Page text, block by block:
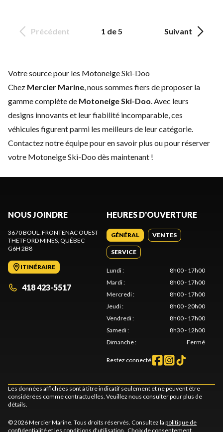
Précédent 1 de 5 Suivant
Votre source pour les Motoneige Ski-Doo
Chez Mercier Marine, nous sommes fiers de proposer la
gamme complète de Motoneige Ski-Doo. Avec leurs
designs innovants et leur fiabilité incomparable, ces
véhicules figurent parmi les meilleurs de leur catégorie.
Contactez notre équipepour en savoir plus ou pour réserver
votre Motoneige Ski-Doo dès maintenant !
NOUS JOINDRE
3670 BOUL. FRONTENAC OUEST
THETFORD MINES, QUÉBEC
G6H 2B8
ITINÉRAIRE
418 423-5517
HEURES D'OUVERTURE
GÉNÉRAL VENTES
SERVICE
Lundi:
8h00 - 17h00
Mardi:
8h00 - 17h00
Mercredi:
8h00 - 17h00
Jeudi:
8h00 - 20h00
Vendredi:
8h00 - 17h00
Samedi:
8h30 - 12h00
Dimanche: Fermé
Restez connecté
Les données affichées sont à titre indicatif seulement et ne peuvent être
considérées comme contractuelles. Veuillez nous consulter pour plus de
détails.
© 2026 Mercier Marine. Tous droits réservés. Consultez la politique de
confidentialité et les conditions d'utilisation Choix de consentement.